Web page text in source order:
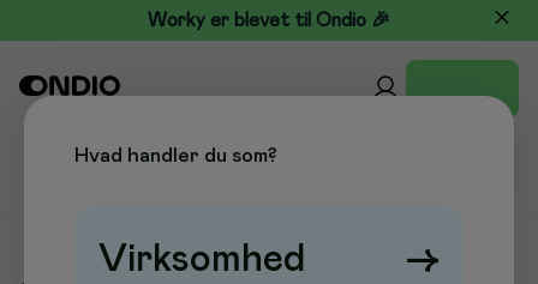
Worky er blevet til Ondio 🎉
Hvad handler du som?
Virksomhed →